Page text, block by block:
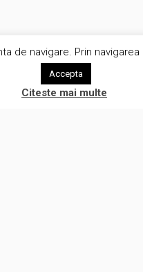
de navigare. Prin
Accepta
Citeste mai multe